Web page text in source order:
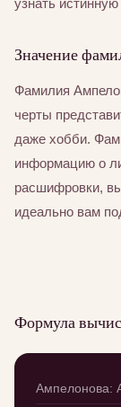
узнать истинную
Значение
Фамилия
черты
даже хобби.
информацию о
расшифровки,
идеально вам
Формула
Ампелонова: